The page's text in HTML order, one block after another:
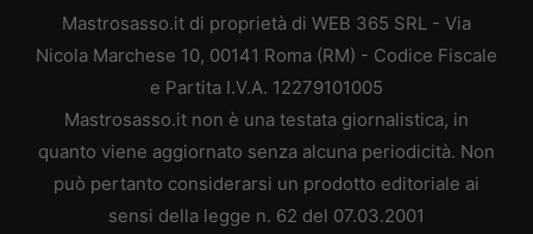
Mastrosasso.it di proprietà di WEB 365 SRL - Via
Nicola Marchese 10, 00141 Roma (RM) - Codice Fiscale
e Partita I.V.A. 12279101005
Mastrosasso.it non è una testata giornalistica, in
quanto viene aggiornato senza alcuna periodicità. Non
può pertanto considerarsi un prodotto editoriale ai
sensi della legge n. 62 del 07.03.2001